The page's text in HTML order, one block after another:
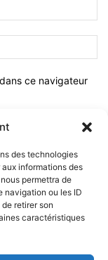
des technologies
informations des
permettra de
navigation ou les ID
retirer son
caractéristiques
ce navigateur